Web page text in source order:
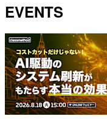
EVENTS